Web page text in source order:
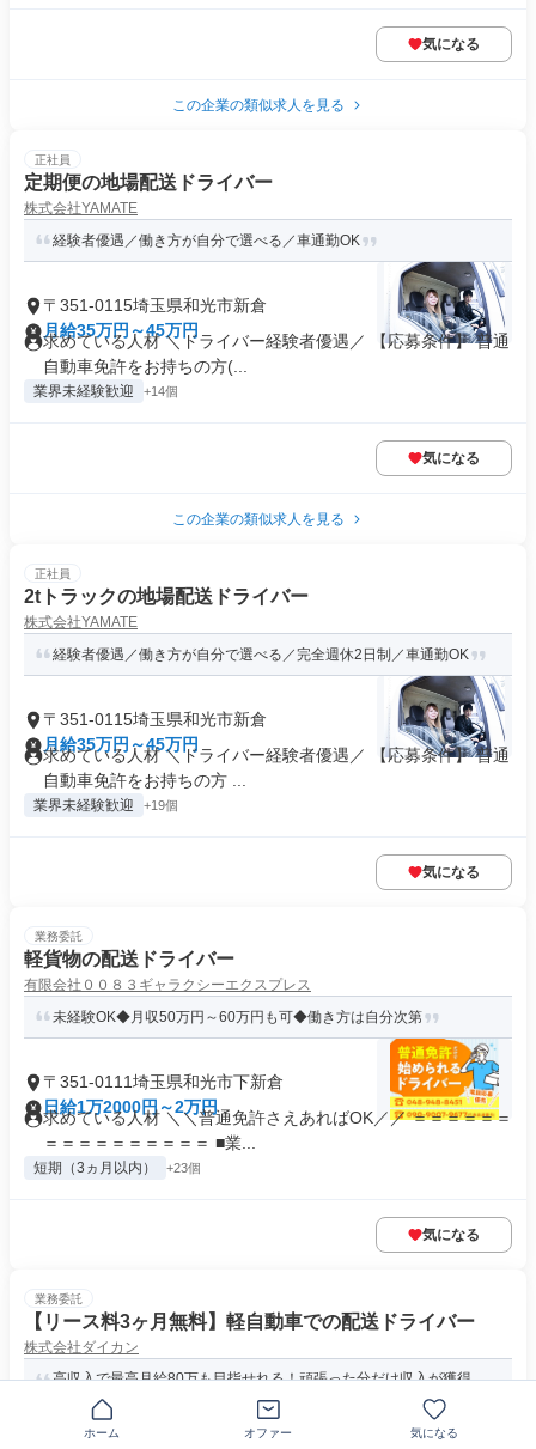
気になる
この企業の類似求人を見る
正社員
定期便の地場配送ドライバー
株式会社YAMATE
経験者優遇／働き方が自分で選べる／車通勤OK
〒351-0115埼玉県和光市新倉
月給35万円～45万円
求めている人材 ＼ドライバー経験者優遇／ 【応募条件】 普通
自動車免許をお持ちの方(...
業界未経験歓迎 +14個
気になる
この企業の類似求人を見る
正社員
2tトラックの地場配送ドライバー
株式会社YAMATE
経験者優遇／働き方が自分で選べる／完全週休2日制／車通勤OK
〒351-0115埼玉県和光市新倉
月給35万円～45万円
求めている人材 ＼ドライバー経験者優遇／ 【応募条件】 普通
自動車免許をお持ちの方 ...
業界未経験歓迎 +19個
気になる
業務委託
軽貨物の配送ドライバー
有限会社００８３ギャラクシーエクスプレス
未経験OK◆月収50万円～60万円も可◆働き方は自分次第
〒351-0111埼玉県和光市下新倉
日給1万2000円～2万円
求めている人材 ＼＼普通免許さえあればOK／／ ＝＝＝＝＝＝
＝＝＝＝＝＝＝＝＝＝ ■業...
短期（3ヵ月以内） +23個
気になる
業務委託
【リース料3ヶ月無料】軽自動車での配送ドライバー
株式会社ダイカン
高収入で最高月給80万も目指せれる！頑張った分だけ収入が獲得
可能◎未経験者活躍中☆彡
ホーム オファー 気になる